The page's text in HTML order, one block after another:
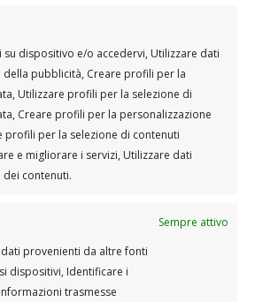
dispositivo e/o accedervi, Utilizzare dati
pubblicità, Creare profili per la
Utilizzare profili per la selezione di
Creare profili per la personalizzazione
profili per la selezione di contenuti
e migliorare i servizi, Utilizzare dati
contenuti.
Sempre attivo
provenienti da altre fonti
dispositivi, Identificare i
trasmesse
di riposo tra le sessioni per
di recuperare
gambe e glutei
50 Minuti)